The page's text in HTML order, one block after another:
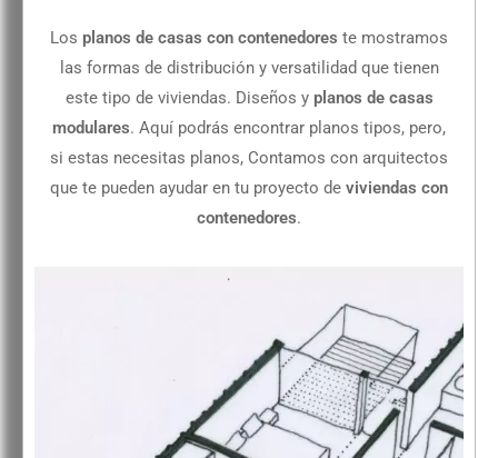
Los planos de casas con contenedores te mostramos
las formas de distribución y versatilidad que tienen
este tipo de viviendas. Diseños y planos de casas
modulares. Aquí podrás encontrar planos tipos, pero,
si estas necesitas planos, Contamos con arquitectos
que te pueden ayudar en tu proyecto de viviendas con
contenedores.